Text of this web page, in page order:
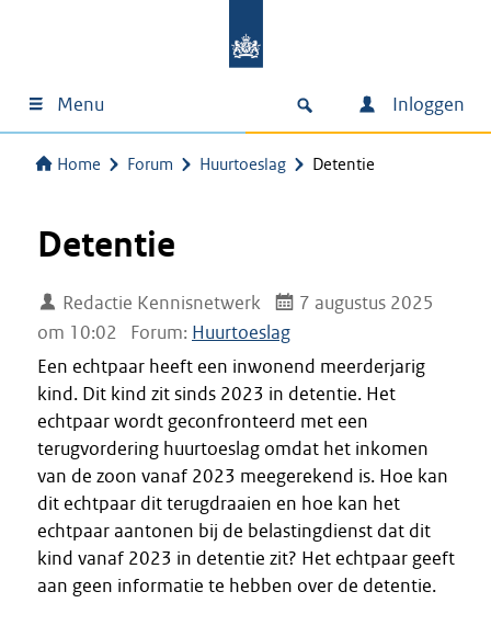
Menu Inloggen
Home Forum Huurtoeslag Detentie
Detentie
Redactie Kennisnetwerk
7 augustus 2025
om 10:02
Forum: Huurtoeslag
Een echtpaar heeft een inwonend meerderjarig
kind. Dit kind zit sinds 2023 in detentie. Het
echtpaar wordt geconfronteerd met een
terugvordering huurtoeslag omdat het inkomen
van de zoon vanaf 2023 meegerekend is. Hoe kan
dit echtpaar dit terugdraaien en hoe kan het
echtpaar aantonen bij de belastingdienst dat dit
kind vanaf 2023 in detentie zit? Het echtpaar geeft
aan geen informatie te hebben over de detentie.